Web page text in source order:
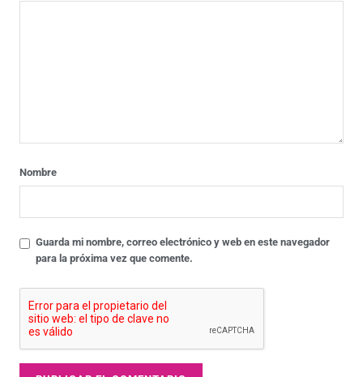
Nombre
Guarda mi nombre, correo electrónico y web en este navegador
para la próxima vez que comente.